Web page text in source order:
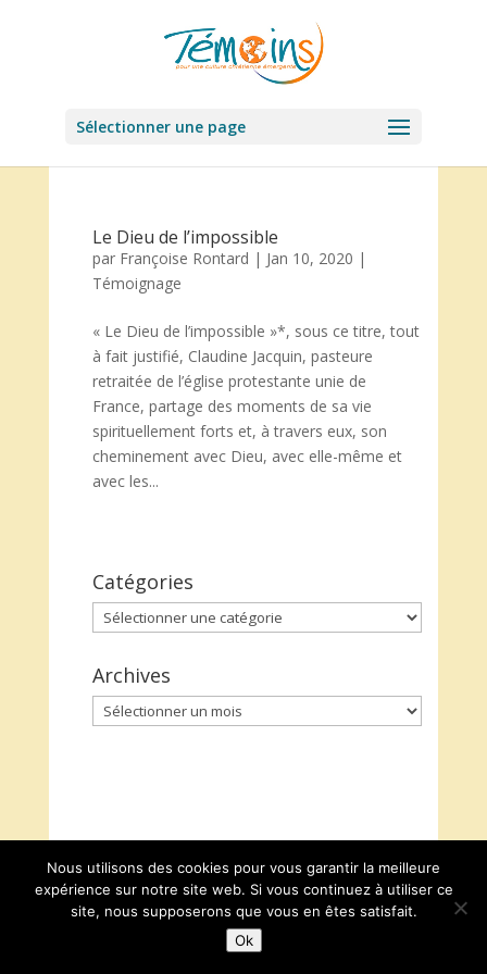
Sélectionner une page
Le Dieu de l’impossible
par Françoise Rontard | Jan 10, 2020 |
Témoignage
« Le Dieu de l’impossible »*, sous ce titre, tout
à fait justifié, Claudine Jacquin, pasteure
retraitée de l’église protestante unie de
France, partage des moments de sa vie
spirituellement forts et, à travers eux, son
cheminement avec Dieu, avec elle-même et
avec les...
Catégories
Catégories
Archives
Archives
Nous utilisons des cookies pour vous garantir la meilleure
expérience sur notre site web. Si vous continuez à utiliser ce
site, nous supposerons que vous en êtes satisfait.
Ok